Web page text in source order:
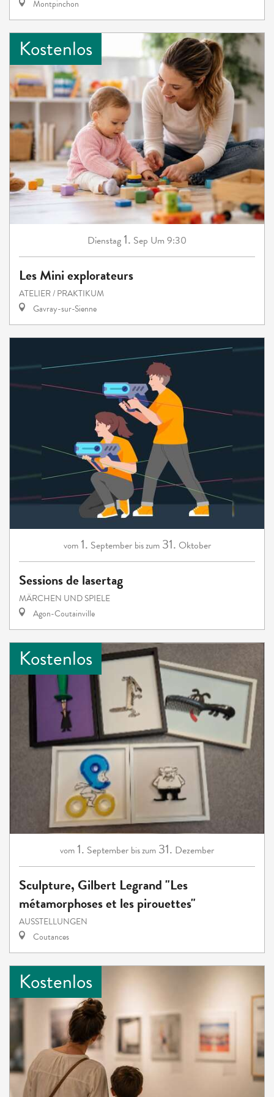
Montpinchon
Kostenlos
Dienstag 1. Sep Um 9:30
Les Mini explorateurs
ATELIER / PRAKTIKUM
Gavray-sur-Sienne
vom 1. September bis zum 31. Oktober
Sessions de lasertag
MÄRCHEN UND SPIELE
Agon-Coutainville
Kostenlos
vom 1. September bis zum 31. Dezember
Sculpture, Gilbert Legrand "Les
métamorphoses et les pirouettes"
AUSSTELLUNGEN
Coutances
Kostenlos